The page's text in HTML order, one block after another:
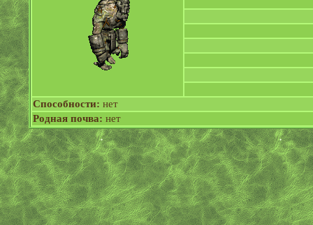
Способности: нет
Родная почва: нет